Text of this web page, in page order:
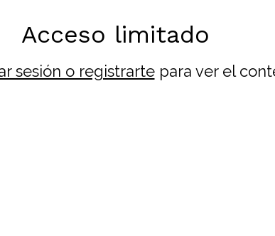
Acceso limitado
sesión o registrartepara ver el